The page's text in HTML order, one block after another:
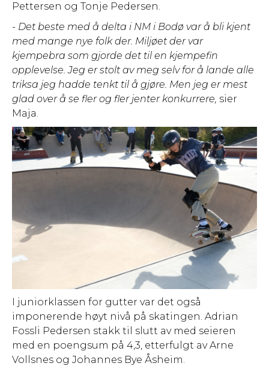
Pettersen og Tonje Pedersen.
- Det beste med å delta i NM i Bodø var å bli kjent
med mange nye folk der. Miljøet der var
kjempebra som gjorde det til en kjempefin
opplevelse. Jeg er stolt av meg selv for å lande alle
triksa jeg hadde tenkt til å gjøre. Men jeg er mest
glad over å se fler og fler jenter konkurrere, sier
Maja.
I juniorklassen for gutter var det også
imponerende høyt nivå på skatingen. Adrian
Fossli Pedersen stakk til slutt av med seieren
med en poengsum på 4,3, etterfulgt av Arne
Vollsnes og Johannes Bye Åsheim.